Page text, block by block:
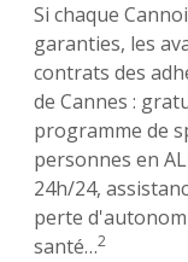
Si chaque
garanties, les
contrats des
de Cannes :
programme de
personnes en
24h/24,
perte
santé…2